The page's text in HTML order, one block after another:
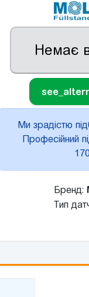
Немає
Ми зрадістю
Професійний
Бренд:
Тип